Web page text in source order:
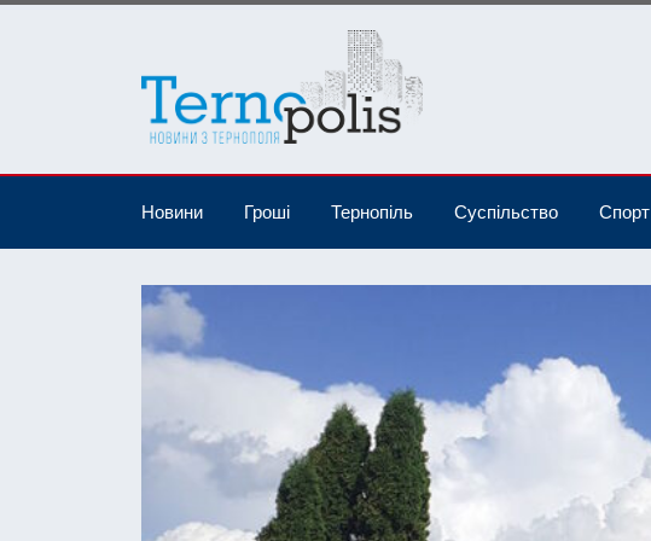
Новини Гроші Тернопіль Суспільство Спорт